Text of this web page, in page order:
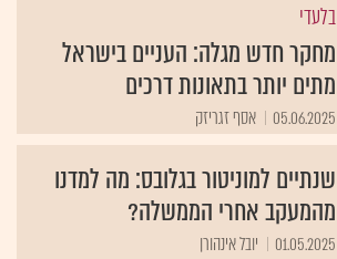
בלעדי
מחקר חדש מגלה: העניים בישראל
מתים יותר בתאונות דרכים
05.06.2025 אסף זגריזק
שנתיים למוניטור בגלובס: מה למדנו
מהמעקב אחרי הממשלה?
01.05.2025 יובל אינהורן